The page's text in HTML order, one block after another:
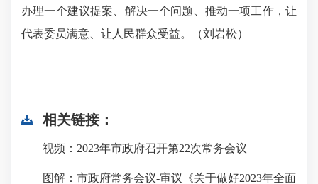
办理一个建议提案、解决一个问题、推动一项工作，让
代表委员满意、让人民群众受益。（刘岩松）
相关链接：
视频：2023年市政府召开第22次常务会议
图解：市政府常务会议-审议《关于做好2023年全面